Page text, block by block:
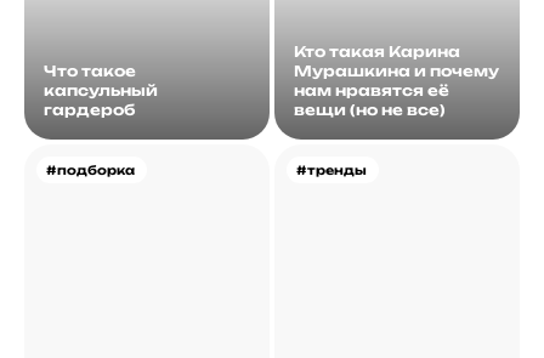
Что такое
капсульный
гардероб
Кто такая Карина
Мурашкина и почему
нам нравятся её
вещи (но не все)
#подборка #тренды